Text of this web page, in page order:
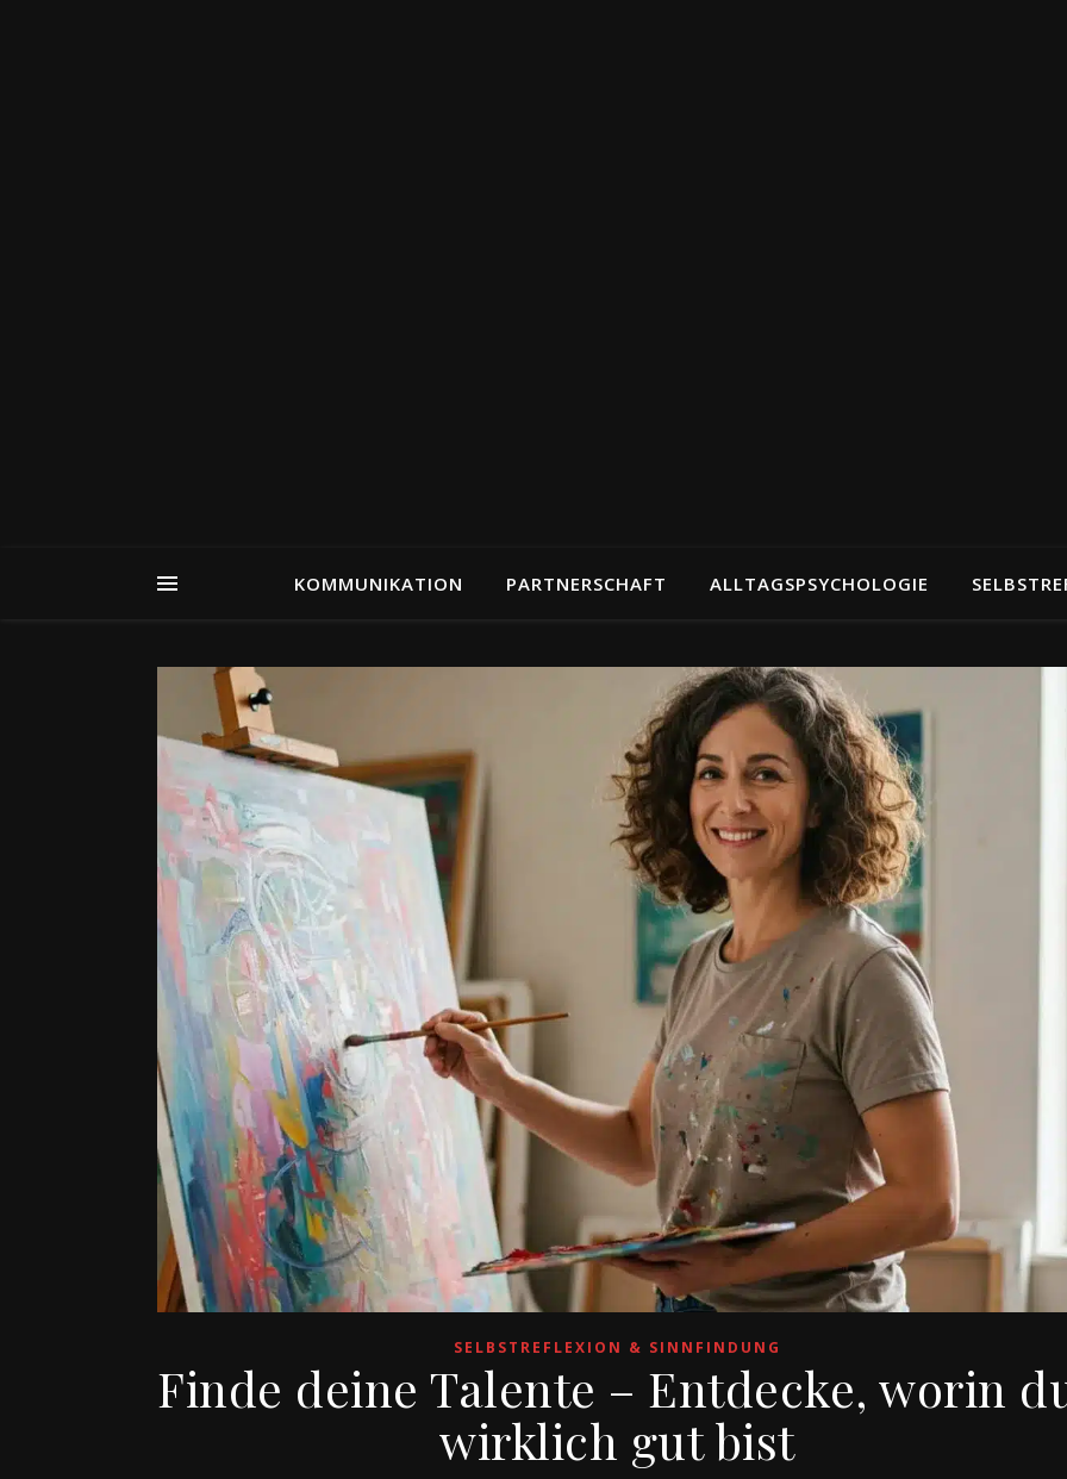
KOMMUNIKATION PARTNERSCHAFT ALLTAGSPSYCHOLOGIE
SELBSTREFLEXION & SINNFINDUNG
Finde deine Talente – Entdecke, worin
wirklich gut bist